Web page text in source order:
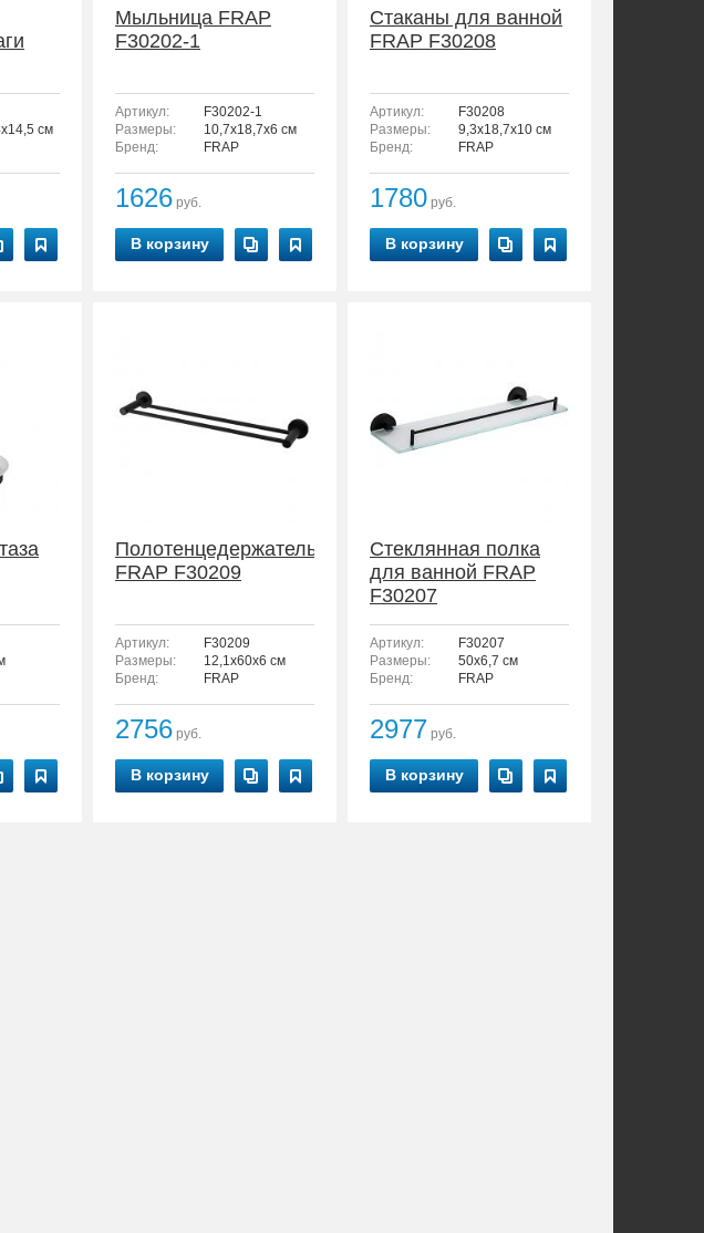
см
Мыльница FRAP
F30202-1
Артикул:
F30202-1
Размеры:
10,7x18,7x6 см
Бренд:
FRAP
1626 руб.
В корзину
Стаканы для ванной
FRAP F30208
Артикул:
F30208
Размеры:
9,3x18,7x10 см
Бренд:
FRAP
1780 руб.
В корзину
Полотенцедержатель
FRAP F30209
Артикул:
F30209
Размеры:
12,1x60x6 см
Бренд:
FRAP
2756 руб.
В корзину
Стеклянная полка
для ванной FRAP
F30207
Артикул:
F30207
Размеры:
50x6,7 см
Бренд:
FRAP
2977 руб.
В корзину